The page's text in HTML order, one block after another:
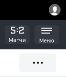
Матчи Меню